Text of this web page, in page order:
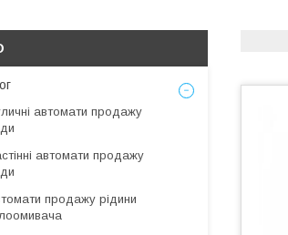
автомати продажу
автомати продажу
продажу рідини